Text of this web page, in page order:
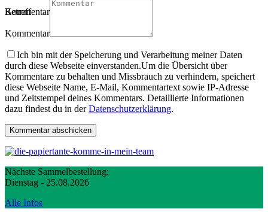
Betreff
Kommentartitel
Kommentar
Ich bin mit der Speicherung und Verarbeitung meiner Daten
durch diese Webseite einverstanden.Um die Übersicht über
Kommentare zu behalten und Missbrauch zu verhindern, speichert
diese Webseite Name, E-Mail, Kommentartext sowie IP-Adresse
und Zeitstempel deines Kommentars. Detaillierte Informationen
dazu findest du in derDatenschutzerklärung.
Nächste Sammelbestellung:
Dienstag - 25.08.2026
Alle Infos